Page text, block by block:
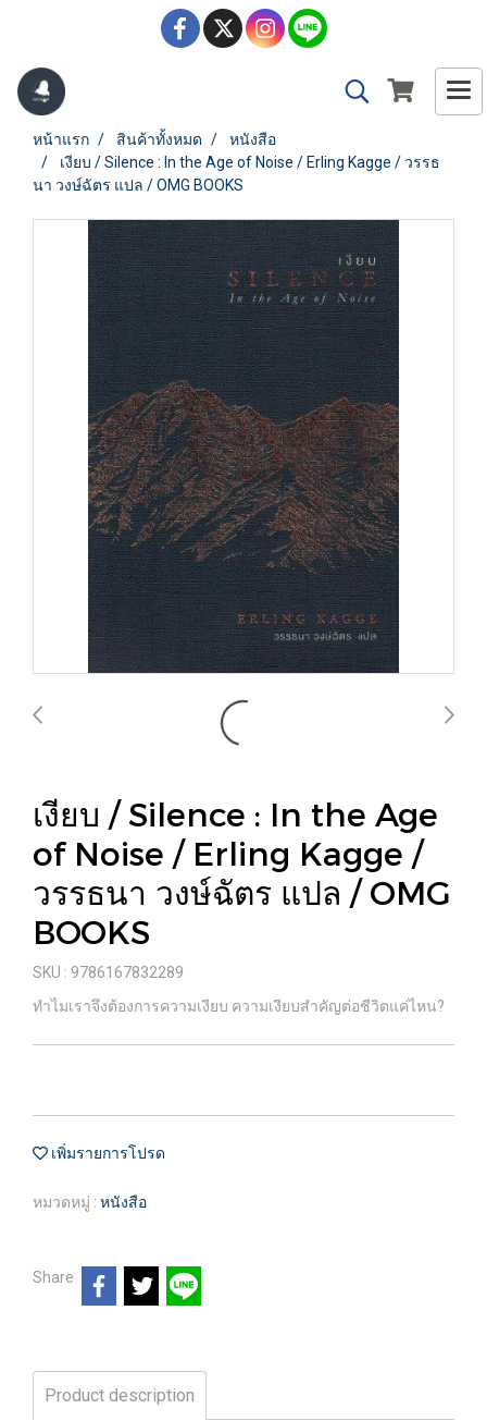
หน้าแรก สินค้าทั้งหมด
หนังสือ
เงียบ / Silence : In the Age of Noise / Erling Kagge / วรรธ
นา วงษ์ฉัตร แปล / OMG BOOKS
เงียบ / Silence : In the Age
of Noise / Erling Kagge /
วรรธนา วงษ์ฉัตร แปล / OMG
BOOKS
SKU : 9786167832289
ทำไมเราจึงต้องการความเงียบ ความเงียบสำคัญต่อชีวิตแค่ไหน?
เพิ่มรายการโปรด
หมวดหมู่ : หนังสือ
Share
Product description